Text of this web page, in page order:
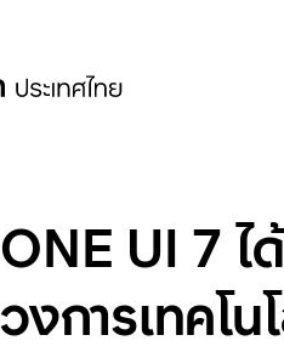
ONE UI 7 ไ
วงการเทคโน